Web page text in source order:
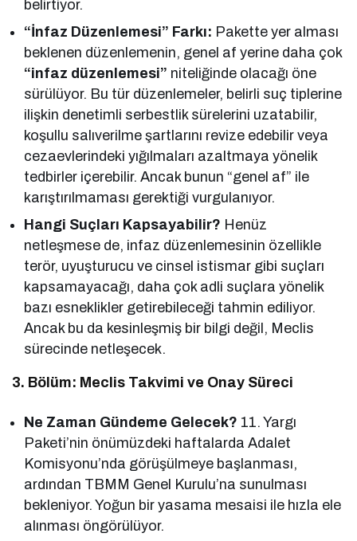
belirtiyor.
“İnfaz Düzenlemesi” Farkı: Pakette yer alması
beklenen düzenlemenin, genel af yerine daha çok
“infaz düzenlemesi” niteliğinde olacağı öne
sürülüyor. Bu tür düzenlemeler, belirli suç tiplerine
ilişkin denetimli serbestlik sürelerini uzatabilir,
koşullu salıverilme şartlarını revize edebilir veya
cezaevlerindeki yığılmaları azaltmaya yönelik
tedbirler içerebilir. Ancak bunun “genel af” ile
karıştırılmaması gerektiği vurgulanıyor.
Hangi Suçları Kapsayabilir? Henüz
netleşmese de, infaz düzenlemesinin özellikle
terör, uyuşturucu ve cinsel istismar gibi suçları
kapsamayacağı, daha çok adli suçlara yönelik
bazı esneklikler getirebileceği tahmin ediliyor.
Ancak bu da kesinleşmiş bir bilgi değil, Meclis
sürecinde netleşecek.
3. Bölüm: Meclis Takvimi ve Onay Süreci
Ne Zaman Gündeme Gelecek? 11. Yargı
Paketi’nin önümüzdeki haftalarda Adalet
Komisyonu’nda görüşülmeye başlanması,
ardından TBMM Genel Kurulu’na sunulması
bekleniyor. Yoğun bir yasama mesaisi ile hızla ele
alınması öngörülüyor.